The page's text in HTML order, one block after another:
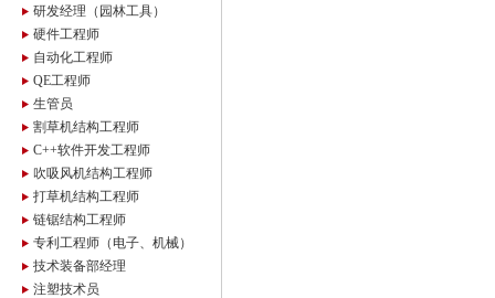
研发经理（园林工具）
硬件工程师
自动化工程师
QE工程师
生管员
割草机结构工程师
C++软件开发工程师
吹吸风机结构工程师
打草机结构工程师
链锯结构工程师
专利工程师（电子、机械）
技术装备部经理
注塑技术员